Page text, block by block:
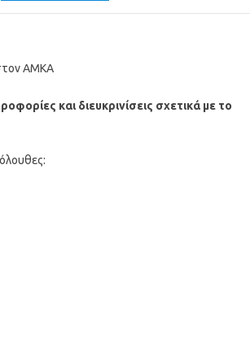
ΑΜΚΑ
και διευκρινίσεις σχετικά με το